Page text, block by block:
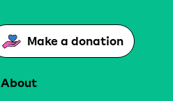
Make a donation
About